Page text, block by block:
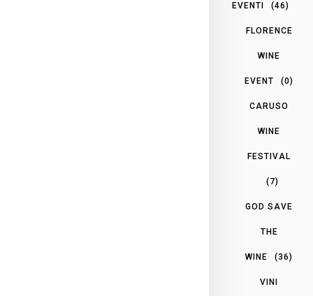
EVENTI (46)
FLORENCE
WINE
EVENT (0)
CARUSO
WINE
FESTIVAL
(7)
GOD SAVE
THE
WINE (36)
VINI